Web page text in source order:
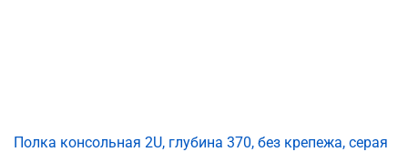
Полка консольная 2U, глубина 370, без крепежа, серая